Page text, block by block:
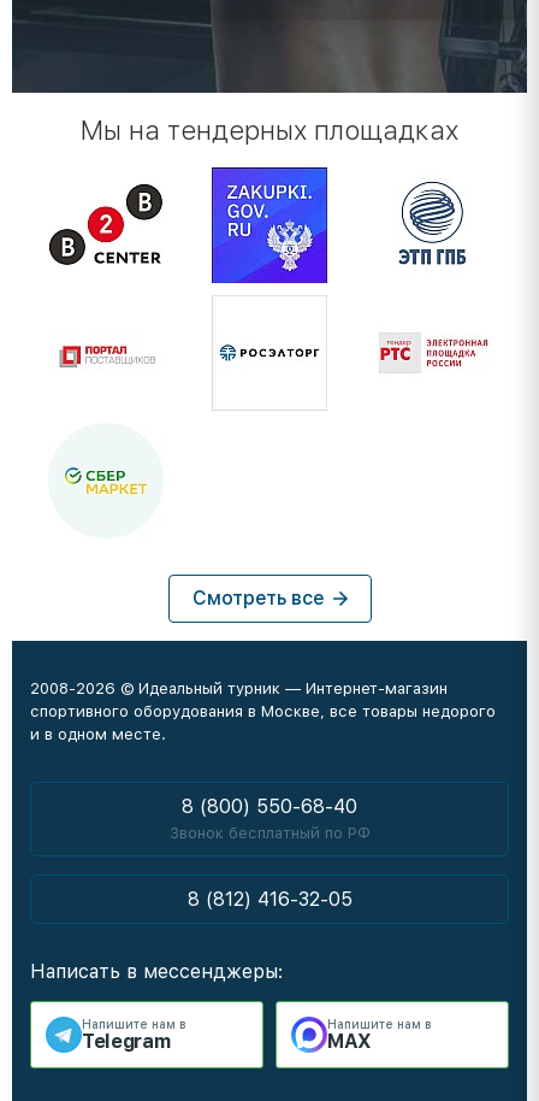
Мы на тендерных площадках
Смотреть все
2008-2026 © Идеальный турник — Интернет-магазин
спортивного оборудования в Москве, все товары недорого
и в одном месте.
8 (800) 550-68-40
Звонок бесплатный по РФ
8 (812) 416-32-05
Написать в мессенджеры:
Напишите нам в
Telegram
Напишите нам в
MAX